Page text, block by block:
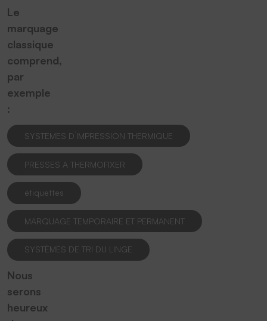
Le
marquage
classique
comprend,
par
exemple
:
SYSTEMES D´IMPRESSION THERMIQUE
PRESSES A THERMOFIXER
étiquettes
MARQUAGE TEMPORAIRE ET PERMANENT
SYSTÈMES DE TRI DU LINGE
Nous
serons
heureux